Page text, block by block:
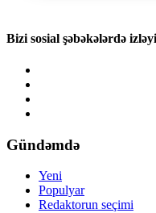
Bizi sosial şəbəkələrdə
Gündəmdə
Yeni
Populyar
Redaktorun seçimi